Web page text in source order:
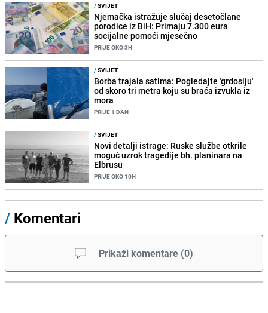
/SVIJET
Njemačka istražuje slučaj desetočlane
porodice iz BiH: Primaju 7.300 eura
socijalne pomoći mjesečno
PRIJE OKO 3H
/SVIJET
Borba trajala satima: Pogledajte 'grdosiju'
od skoro tri metra koju su braća izvukla iz
mora
PRIJE 1 DAN
/SVIJET
Novi detalji istrage: Ruske službe otkrile
moguć uzrok tragedije bh. planinara na
Elbrusu
PRIJE OKO 10H
/ Komentari
Prikaži komentare (0)